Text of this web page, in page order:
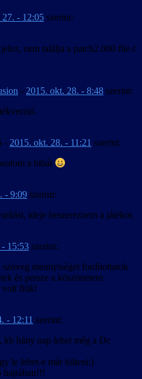
27. - 12:05 szerint:
nem találja a patch2.000 file-t
- 2015. okt. 28. - 8:48 szerint:
- 2015. okt. 28. - 11:21 szerint:
a hibát
- 9:09 szerint:
ideje beszereznem a játékot.
- 15:53 szerint:
mennyiséget fordítottatok
és persze a köszönetem
volt fiúk!
- 12:11 szerint:
hány nap lehet még a Dc
le lehet-e már tölteni:)
hajrában!!!